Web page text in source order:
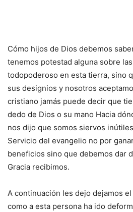
Cómo hijos de Dios debemos
tenemos potestad alguna sobre
todopoderoso en esta tierra, sino
sus designios y nosotros
cristiano jamás puede decir que
dedo de Dios o su mano Hacia
nos dijo que somos siervos
Servicio del evangelio no por
beneficios sino que debemos dar
Gracia recibimos.
A continuación les dejo dejamos
como a esta persona ha ido